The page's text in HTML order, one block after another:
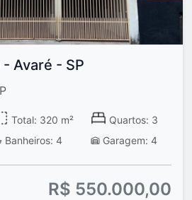
Avaré - SP
Total: 320 m²
Quartos: 3
Banheiros: 4 Garagem: 4
R$ 550.000,00